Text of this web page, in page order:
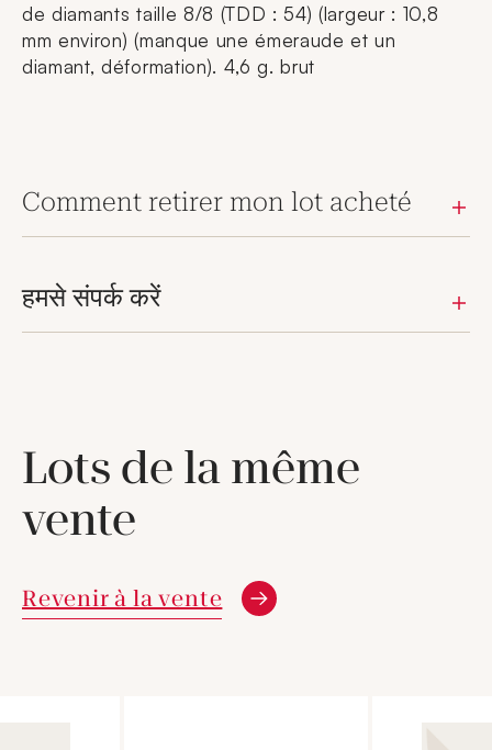
de diamants taille 8/8 (TDD : 54) (largeur : 10,8
mm environ) (manque une émeraude et un
diamant, déformation). 4,6 g. brut
Comment retirer mon lot acheté
हमसे संपर्क करें
Lots de la même
vente
Revenir à la vente